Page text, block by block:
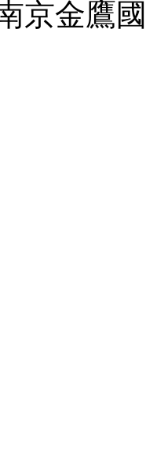
京金